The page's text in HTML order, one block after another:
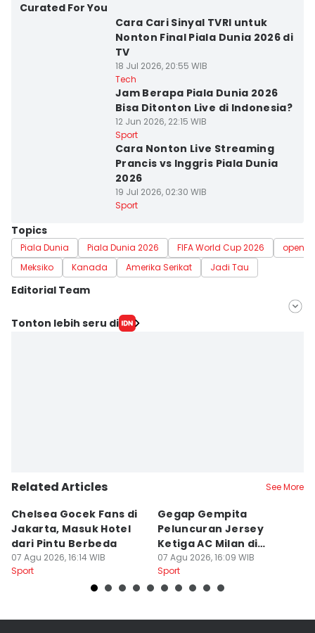
Curated For You
Cara Cari Sinyal TVRI untuk
Nonton Final Piala Dunia 2026 di
TV
18 Jul 2026, 20:55 WIB
Tech
Jam Berapa Piala Dunia 2026
Bisa Ditonton Live di Indonesia?
12 Jun 2026, 22:15 WIB
Sport
Cara Nonton Live Streaming
Prancis vs Inggris Piala Dunia
2026
19 Jul 2026, 02:30 WIB
Sport
Topics
Piala Dunia Piala Dunia 2026 FIFA World Cup 2026
Meksiko
Kanada Amerika Serikat Jadi Tau
Editorial Team
Editor
Tonton lebih seru di
Related Articles See More
Chelsea Gocek Fans di
Jakarta, Masuk Hotel
dari Pintu Berbeda
07 Agu 2026, 16:14 WIB
Sport
Gegap Gempita
Peluncuran Jersey
Ketiga AC Milan di
Jakarta
07 Agu 2026, 16:09 WIB
Sport